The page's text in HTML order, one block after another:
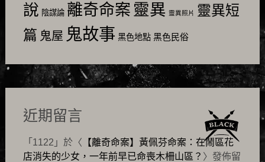
說 陰謀論 離奇命案 靈異 靈異照片 靈異短
篇 鬼屋 鬼故事 黑色地點 黑色民俗
近期留言
「 1122 」於〈 【離奇命案】黃佩芬命案：在鬧區花
店消失的少女，一年前早已命喪木柵山區？ 〉發佈留